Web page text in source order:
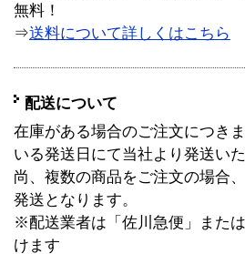
無料！
⇒送料について詳しくはこちら
配送について
在庫がある場合のご注文につき
いる発送日にて当社より発送い
尚、複数の商品をご注文の場合
発送となります。
※配送業者は「佐川急便」また
けます